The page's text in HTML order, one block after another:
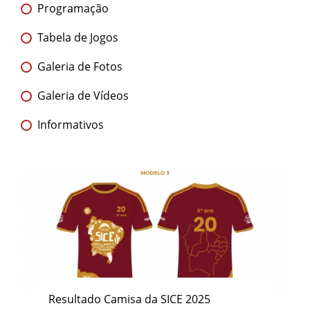
Programação
Tabela de Jogos
Galeria de Fotos
Galeria de Vídeos
Informativos
Resultado Camisa da SICE 2025